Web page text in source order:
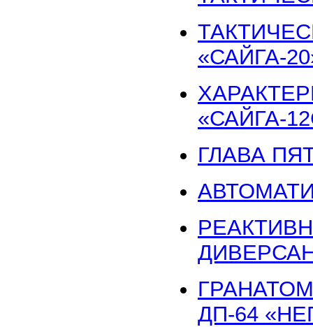
«САЙГА-
«САЙГА-
ГЛАВА
ДП-64